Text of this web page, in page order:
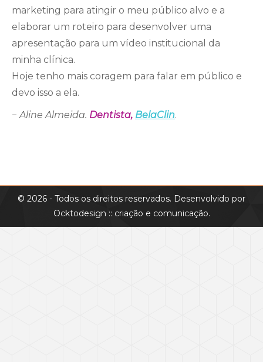
marketing para atingir o meu público alvo e a
elaborar um roteiro para desenvolver uma
apresentação para um vídeo institucional da
minha clínica.
Hoje tenho mais coragem para falar em público e
devo isso a ela.
−Aline Almeida. Dentista, BelaClin.
© 2026 - Todos os direitos reservados. Desenvolvido por
Ocktodesign :: criação e comunicação.